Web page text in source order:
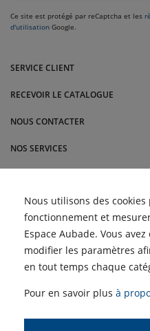
Ce site est protégé par reCaptcha et les
d'utilisation Google.
Dupont-Est : Maxéville, Nancy,
SERVICE CLIENT
RECEVOIR LE CATALOGUE
NOUS CONTACTER
NOS SERVICES
Unité extérieure bruyante :
pourquoi ma climatisation
fait du bruit ?
Comment choisir sa
climatisation : guide
complet | AD by Aubade
ACTUALITÉS
Carrelage : profitez de nos
remises | Andrez-Brajon /
Dupont-Est
sont de retour dans vos
magasins Andrez-Brajon /
ACCÈS PROFESSIONNELS :
Nous utilisons des
fonctionnement et
Espace Aubade. Vous
modifier les paramètres
en tout temps chaque
Pour en savoir plus à